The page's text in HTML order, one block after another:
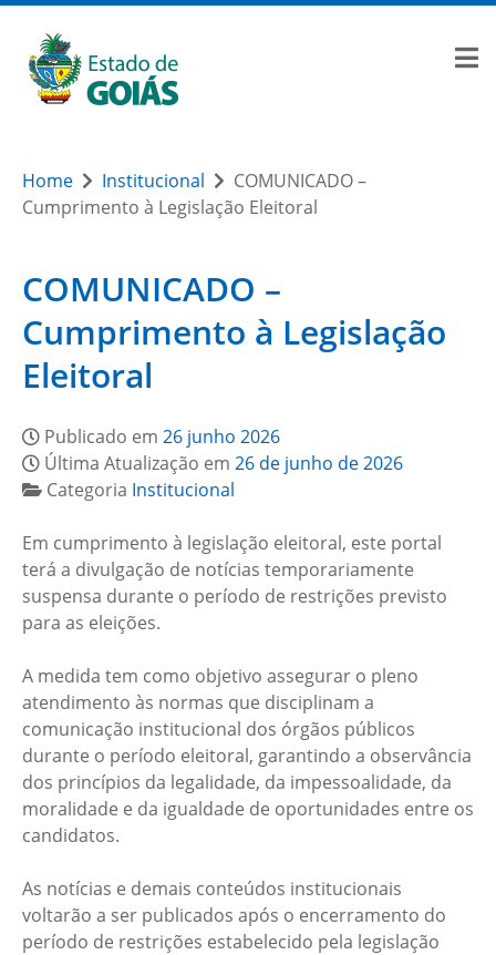
Home Institucional
COMUNICADO –
Cumprimento à Legislação Eleitoral
COMUNICADO –
Cumprimento à Legislação
Eleitoral
Publicado em 26 junho 2026
Última Atualização em 26 de junho de 2026
Categoria Institucional
Em cumprimento à legislação eleitoral, este portal
terá a divulgação de notícias temporariamente
suspensa durante o período de restrições previsto
para as eleições.
A medida tem como objetivo assegurar o pleno
atendimento às normas que disciplinam a
comunicação institucional dos órgãos públicos
durante o período eleitoral, garantindo a observância
dos princípios da legalidade, da impessoalidade, da
moralidade e da igualdade de oportunidades entre os
candidatos.
As notícias e demais conteúdos institucionais
voltarão a ser publicados após o encerramento do
período de restrições estabelecido pela legislação